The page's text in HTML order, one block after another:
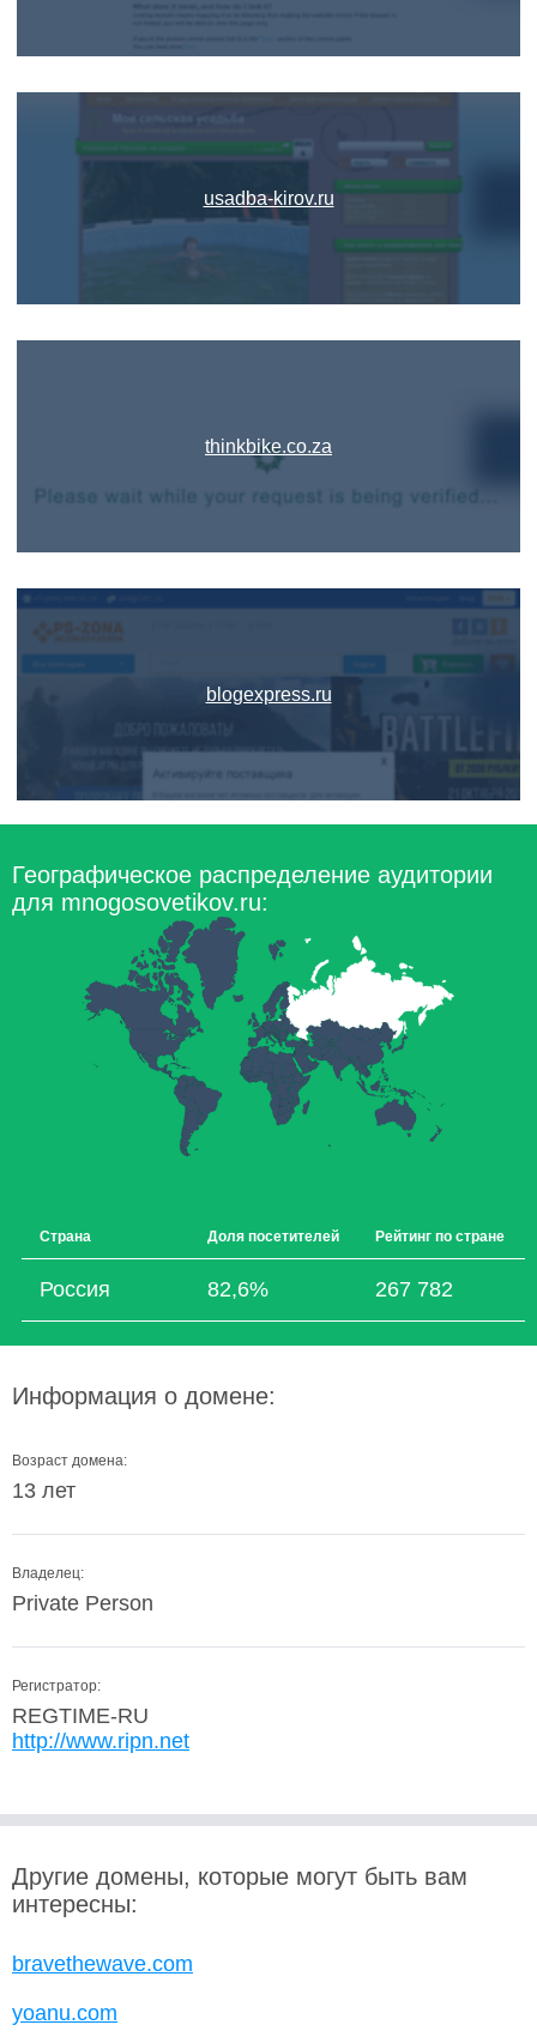
usadba-kirov.ru
thinkbike.co.za
blogexpress.ru
Географическое распределение аудитории
для mnogosovetikov.ru:
Страна Доля посетителей Рейтинг по стране
Россия 82,6% 267 782
Информация о домене:
Возраст домена:
13 лет
Владелец:
Private Person
Регистратор:
REGTIME-RU
http://www.ripn.net
Другие домены, которые могут быть вам
интересны:
bravethewave.com
yoanu.com